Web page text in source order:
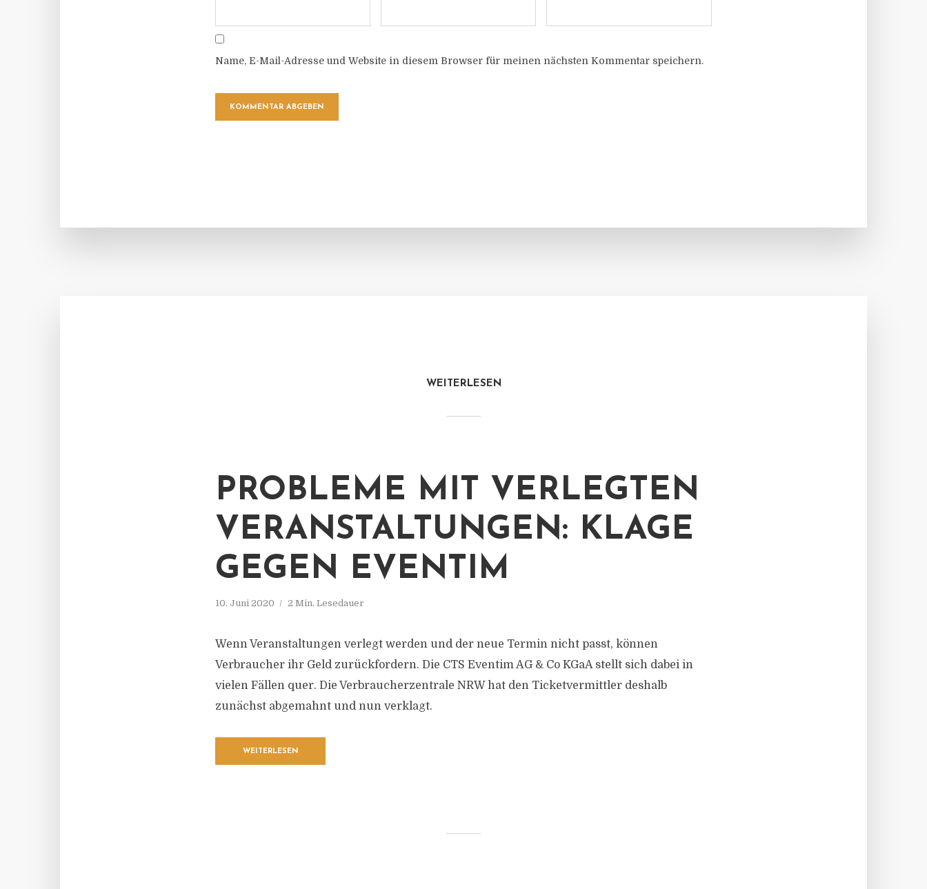
Name, E-Mail-Adresse und Website in diesem Browser für meinen nächsten Kommentar speichern.
WEITERLESEN
PROBLEME MIT VERLEGTEN
VERANSTALTUNGEN: KLAGE
GEGEN EVENTIM
10. Juni 2020 2 Min. Lesedauer
Wenn Veranstaltungen verlegt werden und der neue Termin nicht passt, können
Verbraucher ihr Geld zurückfordern. Die CTS Eventim AG & Co KGaA stellt sich dabei in
vielen Fällen quer. Die Verbraucherzentrale NRW hat den Ticketvermittler deshalb
zunächst abgemahnt und nun verklagt.
WEITERLESEN